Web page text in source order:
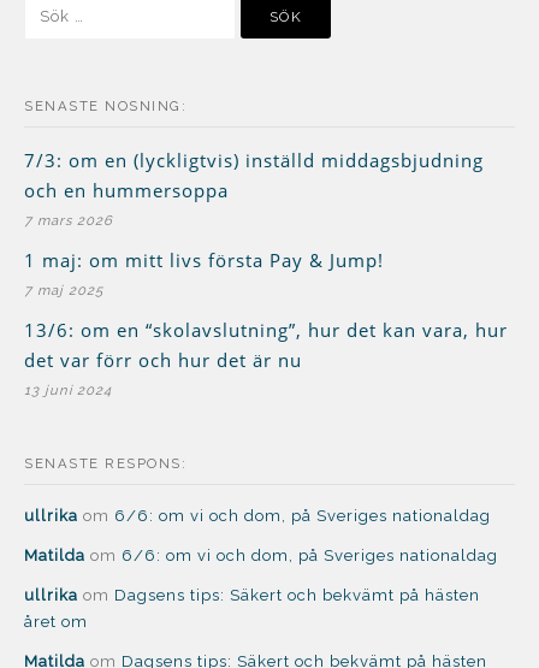
SENASTE NOSNING:
7/3: om en (lyckligtvis) inställd middagsbjudning
och en hummersoppa
7 mars 2026
1 maj: om mitt livs första Pay & Jump!
7 maj 2025
13/6: om en “skolavslutning”, hur det kan vara, hur
det var förr och hur det är nu
13 juni 2024
SENASTE RESPONS:
ullrika om 6/6: om vi och dom, på Sveriges nationaldag
Matilda om 6/6: om vi och dom, på Sveriges nationaldag
ullrika om Dagsens tips: Säkert och bekvämt på hästen
året om
Matilda om Dagsens tips: Säkert och bekvämt på hästen